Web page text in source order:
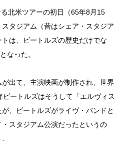
北米ツアーの初日（65年8月15
タジアム（昔はシェア・スタジア
は、ビートルズの歴史だけでな
なった。
出て、主演映画が制作され、世界
ートルズはそうして「エルヴィス
、ビートルズがライヴ・バンドと
スタジアム公演だったというの